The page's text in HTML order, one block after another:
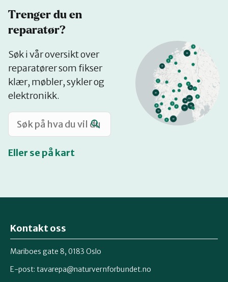
Trenger du en
reparatør?
Søk i vår oversikt over
reparatører som fikser
klær, møbler, sykler og
elektronikk.
Eller se på kart
på
kart
Kontakt oss
Mariboes gate 8, 0183 Oslo
E-post: tavarepa@naturvernforbundet.no